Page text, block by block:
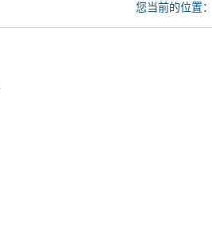
您当前的位置：